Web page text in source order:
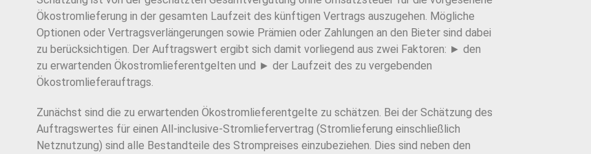
Ökostromlieferung in der gesamten Laufzeit des künftigen Vertrags auszugehen. Mögliche
Optionen oder Vertragsverlängerungen sowie Prämien oder Zahlungen an den Bieter sind dabei
zu berücksichtigen. Der Auftragswert ergibt sich damit vorliegend aus zwei Faktoren: ► den
zu erwartenden Ökostromlieferentgelten und ► der Laufzeit des zu vergebenden
Ökostromlieferauftrags.
Zunächst sind die zu erwartenden Ökostromlieferentgelte zu schätzen. Bei der Schätzung des
Auftragswertes für einen All-inclusive-Stromliefervertrag (Stromlieferung einschließlich
Netznutzung) sind alle Bestandteile des Strompreises einzubeziehen. Dies sind neben den